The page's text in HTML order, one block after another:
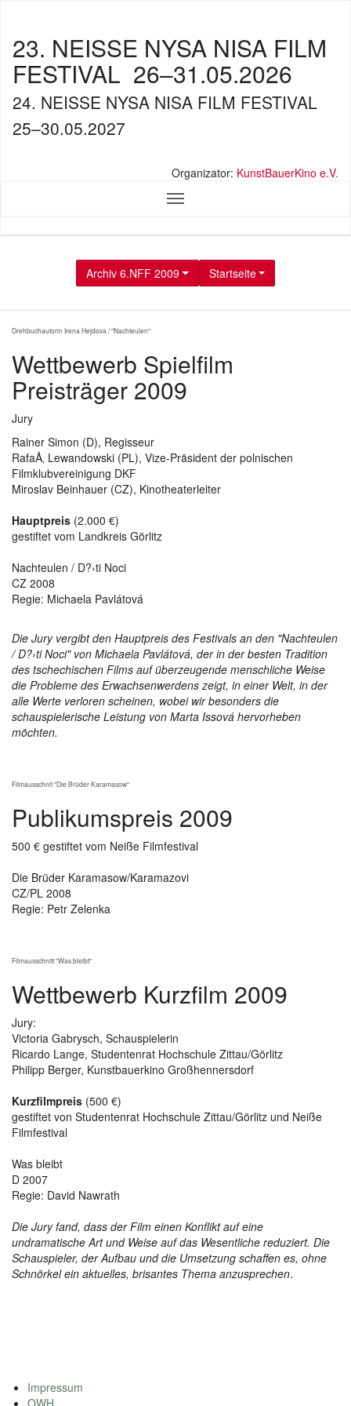
23. NEISSE NYSA NISA FILM
FESTIVAL 26–31.05.2026
24. NEISSE NYSA NISA FILM FESTIVAL
25–30.05.2027
Organizator: KunstBauerKino e.V.
Archiv 6.NFF 2009 Startseite
Drehbuchautorin Irena Hejdova / "Nachteulen"
Wettbewerb Spielfilm
Preisträger 2009
Jury
Rainer Simon (D), Regisseur
RafaÅ‚ Lewandowski (PL), Vize-Präsident der polnischen
Filmklubvereinigung DKF
Miroslav Beinhauer (CZ), Kinotheaterleiter
Hauptpreis (2.000 €)
gestiftet vom Landkreis Görlitz
Nachteulen / D?›ti Noci
CZ 2008
Regie: Michaela Pavlátová
Die Jury vergibt den Hauptpreis des Festivals an den "Nachteulen
/ D?›ti Noci" von Michaela Pavlátová, der in der besten Tradition
des tschechischen Films auf überzeugende menschliche Weise
die Probleme des Erwachsenwerdens zeigt, in einer Welt, in der
alle Werte verloren scheinen, wobei wir besonders die
schauspielerische Leistung von Marta Issová hervorheben
möchten.
Filmausschnit "Die Brüder Karamasow"
Publikumspreis 2009
500 € gestiftet vom Neiße Filmfestival
Die Brüder Karamasow/Karamazovi
CZ/PL 2008
Regie: Petr Zelenka
Filmausschnitt "Was bleibt"
Wettbewerb Kurzfilm 2009
Jury:
Victoria Gabrysch, Schauspielerin
Ricardo Lange, Studentenrat Hochschule Zittau/Görlitz
Philipp Berger, Kunstbauerkino Großhennersdorf
Kurzfilmpreis (500 €)
gestiftet von Studentenrat Hochschule Zittau/Görlitz und Neiße
Filmfestival
Was bleibt
D 2007
Regie: David Nawrath
Die Jury fand, dass der Film einen Konflikt auf eine
undramatische Art und Weise auf das Wesentliche reduziert. Die
Schauspieler, der Aufbau und die Umsetzung schaffen es, ohne
Schnörkel ein aktuelles, brisantes Thema anzusprechen.
Impressum
OWH